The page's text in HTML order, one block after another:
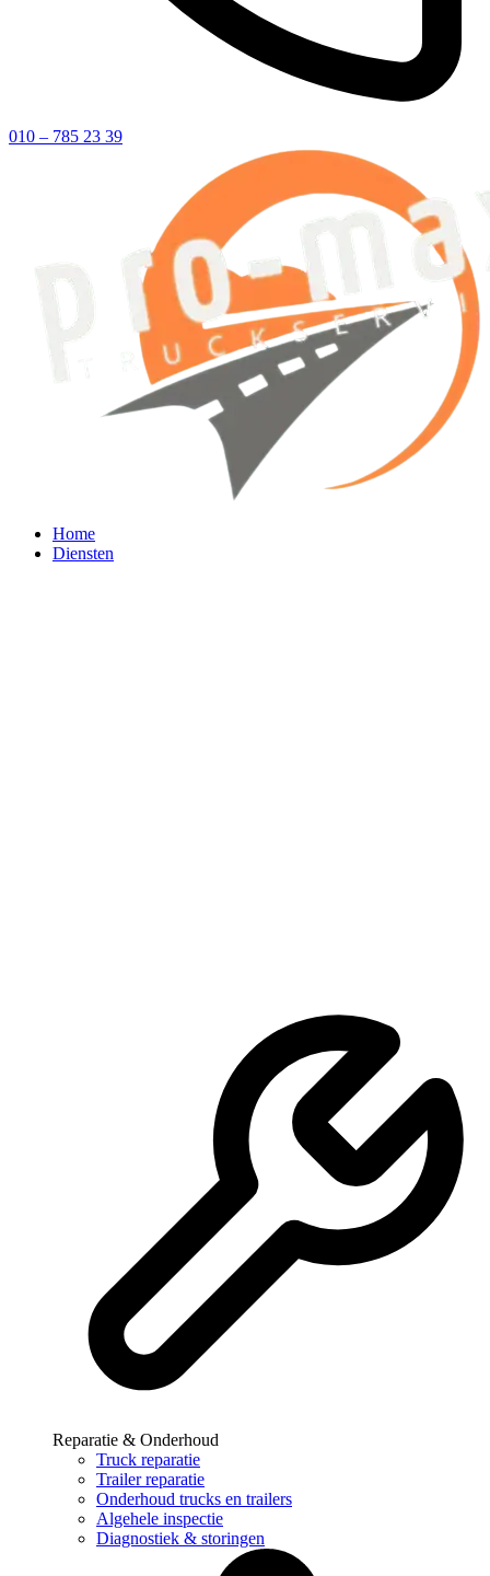
010 – 785 23 39
Home
Diensten
Reparatie & Onderhoud
Truck reparatie
Trailer reparatie
Onderhoud trucks en trailers
Algehele inspectie
Diagnostiek & storingen